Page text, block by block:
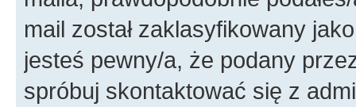
mail został zaklasyfikowany
jesteś pewny/a, że podany
spróbuj skontaktować się z